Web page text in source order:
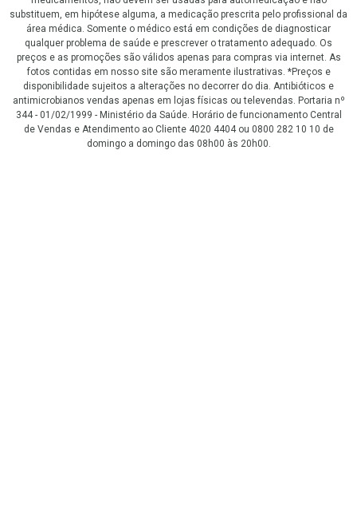
substituem, em hipótese alguma, a medicação prescrita pelo profissional da
área médica. Somente o médico está em condições de diagnosticar
qualquer problema de saúde e prescrever o tratamento adequado. Os
preços e as promoções são válidos apenas para compras via internet. As
fotos contidas em nosso site são meramente ilustrativas. *Preços e
disponibilidade sujeitos a alterações no decorrer do dia. Antibióticos e
antimicrobianos vendas apenas em lojas físicas ou televendas. Portaria nº
344 - 01/02/1999 - Ministério da Saúde. Horário de funcionamento Central
de Vendas e Atendimento ao Cliente 4020 4404 ou 0800 282 10 10 de
domingo a domingo das 08h00 às 20h00.